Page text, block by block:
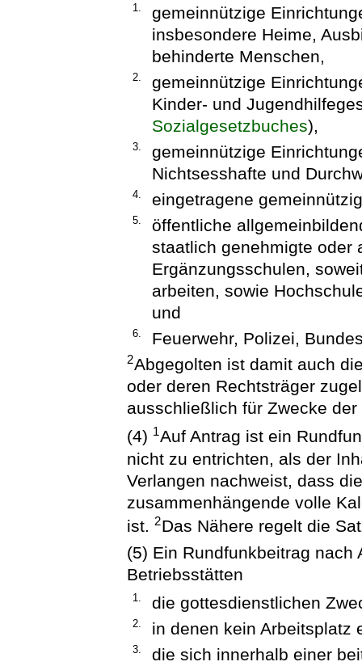
1.
gemeinnützige
insbesondere Heime,
behinderte Menschen,
2.
gemeinnützige
Kinder- und
Sozialgesetzbuches),
3.
gemeinnützige
Nichtsesshafte und
4. eingetragene
5.
öffentliche
staatlich genehmigte oder
Ergänzungsschulen,
arbeiten, sowie
und
6. Feuerwehr, Polizei,
2Abgegolten ist damit auch
oder deren Rechtsträger
ausschließlich für Zwecke
(4) 1Auf Antrag ist ein
nicht zu entrichten, als der
Verlangen nachweist, dass
zusammenhängende volle
ist.2Das Nähere regelt die
(5) Ein Rundfunkbeitrag
Betriebsstätten
1. die gottesdienstlichen
2. in denen kein Arbeitsplatz
3.
die sich innerhalb einer